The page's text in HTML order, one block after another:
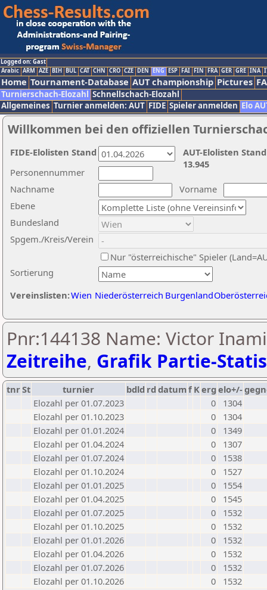
Logged on: Gast
Arabic ARM AZE BIH BUL CAT CHN CRO CZE DEN ENG ESP FAI FIN FRA GER GRE INA
Home Tournament-Database AUT championship Pictures
Turnierschach-Elozahl Schnellschach-Elozahl
Allgemeines Turnier anmelden: AUT FIDE Spieler anmelden Elo
Willkommen bei den offiziellen
Nachname
Vorname
Ebene
Sortierung
Personennummer
Bundesland
Spgem./Kreis/Verein
Nur "österreichische" Spieler
Vereinslisten:Wien Niederösterreich Burgenland
AUT-Elolisten
13.945
FIDE-Elolisten Stand
Pnr:144138 Name: Victor
Zeitreihe, Grafik Partie-
tnrSt turnier bdld rd datumf Kerg elo+/-
Elozahl per 01.07.2023
0
1304
Elozahl per 01.10.2023
0
1304
Elozahl per 01.01.2024
0
1349
Elozahl per 01.04.2024
0
1307
Elozahl per 01.07.2024
0
1538
Elozahl per 01.10.2024
0
1527
Elozahl per 01.01.2025
0
1554
Elozahl per 01.04.2025
0
1545
Elozahl per 01.07.2025
0
1532
Elozahl per 01.10.2025
0
1532
Elozahl per 01.01.2026
0
1532
Elozahl per 01.04.2026
0
1532
Elozahl per 01.07.2026
0
1532
Elozahl per 01.10.2026
0 1532